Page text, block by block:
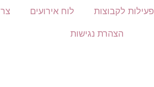
פעילות לקבוצות לוח אירועים
הצהרת נגישות